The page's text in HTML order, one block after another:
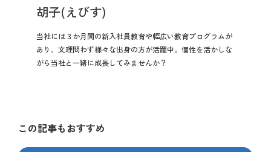
胡子(えびす)
当社には３か月間の新入社員教育や幅広い教育プログラムが
あり、文理問わず様々な出身の方が活躍中。個性を活かしな
がら当社と一緒に成長してみませんか？
この記事もおすすめ